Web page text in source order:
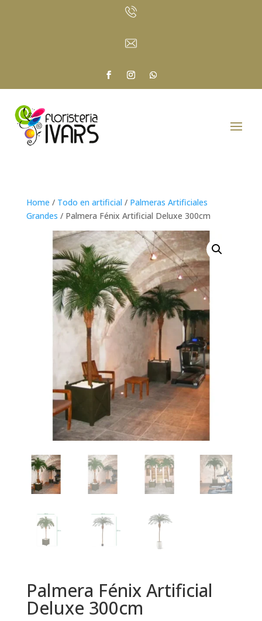
Home / Todo en artificial / Palmeras Artificiales
Grandes / Palmera Fénix Artificial Deluxe 300cm
Palmera Fénix Artificial
Deluxe 300cm